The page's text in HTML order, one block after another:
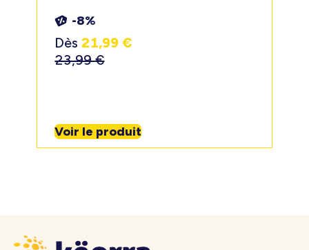
-8%
Dès 21,99€
23,99€
Voir le produit